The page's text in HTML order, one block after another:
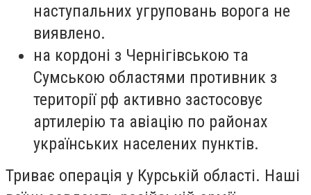
наступальних угруповань ворога не
виявлено.
на кордоні з Чернігівською та
Сумською областями противник з
території рф активно застосовує
артилерію та авіацію по районах
українських населених пунктів.
Триває операція у Курській області. Наші